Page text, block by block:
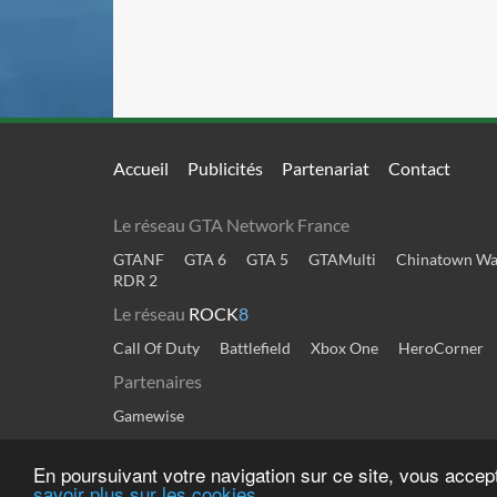
En poursuivant votre navigation sur ce site, vous
Accueil Publicités Partenariat Contact
Le réseau GTA Network France
GTANF GTA 6 GTA 5 GTAMulti Chinatown
RDR 2
Le réseau ROCK8
Call Of Duty Battlefield Xbox One HeroCorner
Partenaires
Gamewise